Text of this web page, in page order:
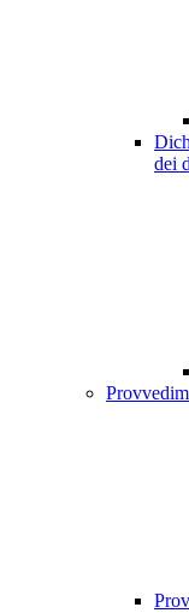
dei